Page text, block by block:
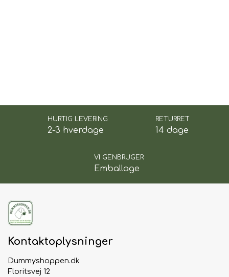
HURTIG LEVERING
2-3 hverdage
RETURRET
14 dage
VI GENBRUGER
Emballage
Kontaktoplysninger
Dummyshoppen.dk
Floritsvej 12